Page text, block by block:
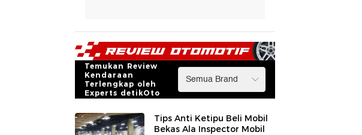
Temukan Review
Kendaraan
Terlengkap oleh
Experts detikOto
Tips Anti Ketipu Beli Mobil
Bekas Ala Inspector Mobil